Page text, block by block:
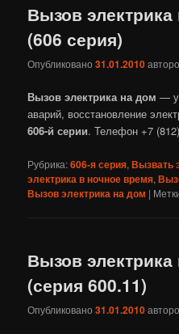
Вызов
(606 серия)
Опубликовано31.01.2010
Вызов электрика на дом —
аварий, восстановление
606‎-й серии. Телефон +7
Рубрика:606-я серия,Вызвать
электрика в ночное время,
Вызов электрика на дом |
Вызов
(серия 600.11)
Опубликовано31.01.2010